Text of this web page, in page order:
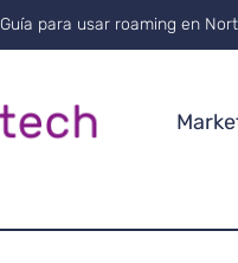
De qué murió el piloto Kyle